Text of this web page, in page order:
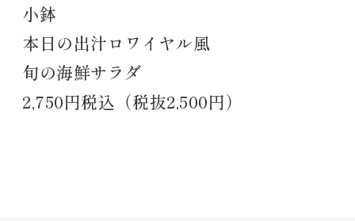
小鉢
本日の出汁ロワイヤル風
旬の海鮮サラダ
2,750円税込（税抜2,500円）